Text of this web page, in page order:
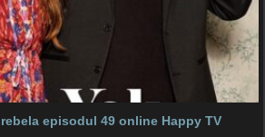
episodul 49 online Happy TV